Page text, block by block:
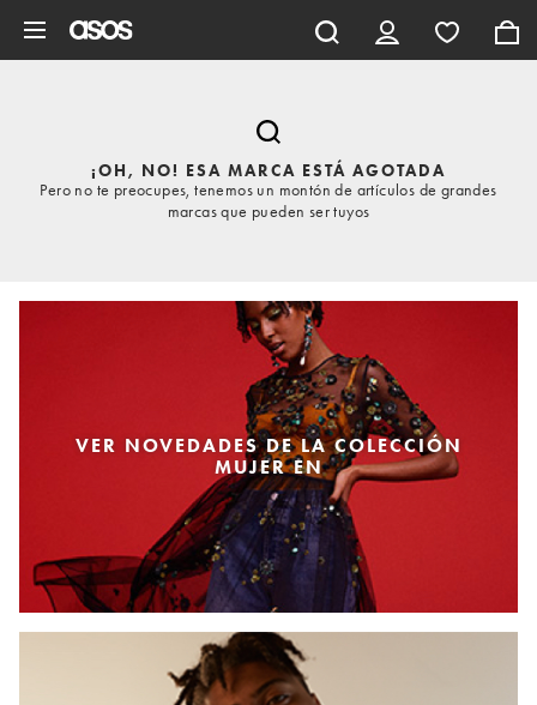
¡OH, NO! ESA MARCA ESTÁ AGOTADA
Pero no te preocupes, tenemos un montón de artículos de grandes
marcas que pueden ser tuyos
VER NOVEDADES DE LA COLECCIÓN
MUJER EN